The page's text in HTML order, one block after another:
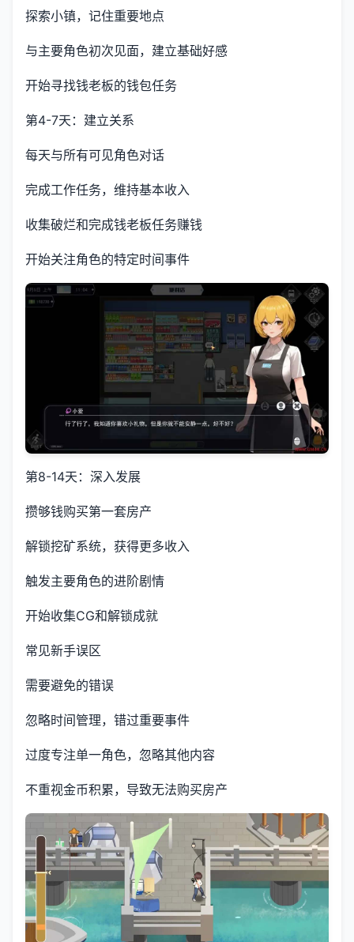
探索小镇，记住重要地点
与主要角色初次见面，建立基础好感
开始寻找钱老板的钱包任务
第4-7天：建立关系
每天与所有可见角色对话
完成工作任务，维持基本收入
收集破烂和完成钱老板任务赚钱
开始关注角色的特定时间事件
第8-14天：深入发展
攒够钱购买第一套房产
解锁挖矿系统，获得更多收入
触发主要角色的进阶剧情
开始收集CG和解锁成就
常见新手误区
需要避免的错误
忽略时间管理，错过重要事件
过度专注单一角色，忽略其他内容
不重视金币积累，导致无法购买房产